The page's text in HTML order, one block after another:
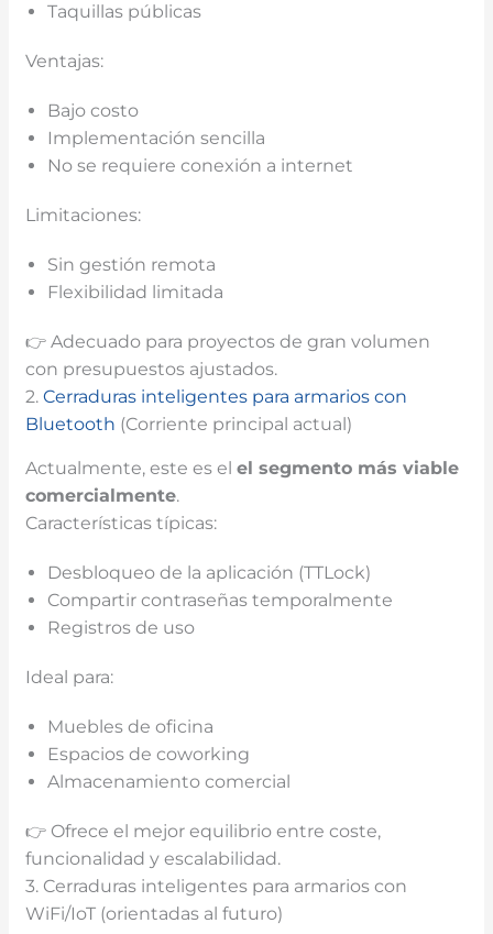
Taquillas públicas
Ventajas:
Bajo costo
Implementación sencilla
No se requiere conexión a internet
Limitaciones:
Sin gestión remota
Flexibilidad limitada
👉 Adecuado para proyectos de gran volumen
con presupuestos ajustados.
2. Cerraduras inteligentes para armarios con
Bluetooth (Corriente principal actual)
Actualmente, este es elel segmento más viable
comercialmente.
Características típicas:
Desbloqueo de la aplicación (TTLock)
Compartir contraseñas temporalmente
Registros de uso
Ideal para:
Muebles de oficina
Espacios de coworking
Almacenamiento comercial
👉 Ofrece el mejor equilibrio entre coste,
funcionalidad y escalabilidad.
3. Cerraduras inteligentes para armarios con
WiFi/IoT (orientadas al futuro)